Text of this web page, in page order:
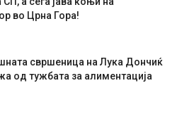
во Црна Гора!
свршеница на Лука Дончиќ
од тужбата за алиментација